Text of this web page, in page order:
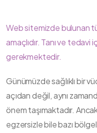
Web sitemizde bulunan
amaçlıdır. Tanı ve tedavi
gerekmektedir.
Günümüzde sağlıklı bir
açıdan değil, aynı
önem taşımaktadır.
egzersizle bile bazı